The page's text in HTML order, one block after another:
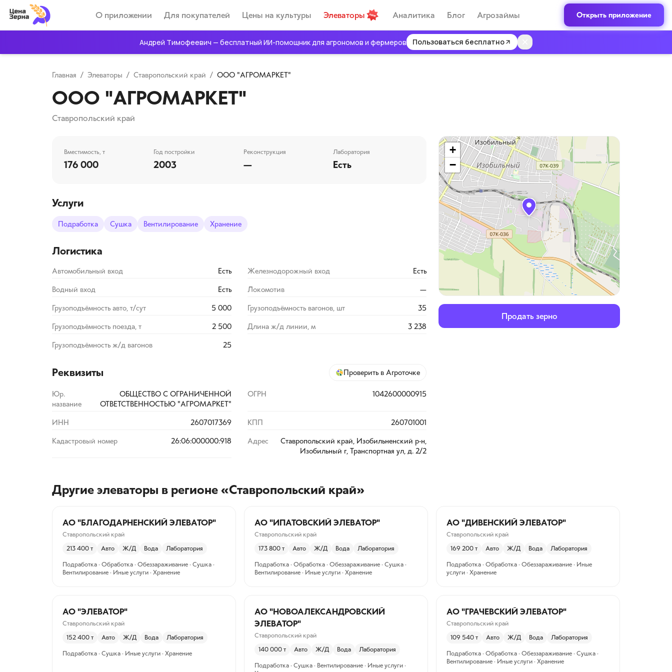
Андрей Тимофеевич — бесплатный ИИ-помощник для агрономов и фермеров Пользоваться бесплатно
О приложении Для покупателей Цены на культуры Элеваторы Аналитика Блог Агрозаймы Открыть приложение
Главная / Элеваторы / Ставропольский край / ООО "АГРОМАРКЕТ"
ООО "АГРОМАРКЕТ"
Ставропольский край
Вместимость, т
176 000
Год постройки
2003
Реконструкция
—
Лаборатория
Есть
Услуги
Подработка Сушка Вентилирование Хранение
Логистика
Автомобильный вход Есть Железнодорожный вход Есть
Водный вход Есть Локомотив —
Грузоподъёмность авто, т/сут 5 000 Грузоподъёмность вагонов, шт 35
Грузоподъёмность поезда, т 2 500 Длина ж/д линии, м 3 238
Грузоподъёмность ж/д вагонов 25
Реквизиты Проверить в Агроточке
Юр.
название
ОБЩЕСТВО С ОГРАНИЧЕННОЙ
ОТВЕТСТВЕННОСТЬЮ "АГРОМАРКЕТ"
ОГРН 1042600000915
ИНН 2607017369 КПП 260701001
Кадастровый номер 26:06:000000:918 Адрес
Ставропольский край, Изобильненский р-н,
Изобильный г, Транспортная ул, д. 2/2
+
−
Продать зерно
Другие элеваторы в регионе «Ставропольский край»
АО "БЛАГОДАРНЕНСКИЙ ЭЛЕВАТОР"
Ставропольский край
213 400 т Авто Ж/Д Вода Лаборатория
Подработка · Обработка · Обеззараживание · Сушка ·
Вентилирование · Иные услуги · Хранение
АО "ИПАТОВСКИЙ ЭЛЕВАТОР"
Ставропольский край
173 800 т Авто Ж/Д Вода Лаборатория
Подработка · Обработка · Обеззараживание · Сушка ·
Вентилирование · Иные услуги · Хранение
АО "ДИВЕНСКИЙ ЭЛЕВАТОР"
Ставропольский край
169 200 т Авто Ж/Д Вода Лаборатория
Подработка · Обработка · Обеззараживание · Иные
услуги · Хранение
АО "ЭЛЕВАТОР"
Ставропольский край
152 400 т Авто Ж/Д Вода Лаборатория
Подработка · Сушка · Иные услуги · Хранение
АО "НОВОАЛЕКСАНДРОВСКИЙ
ЭЛЕВАТОР"
Ставропольский край
140 000 т Авто Ж/Д Вода Лаборатория
Подработка · Сушка · Вентилирование · Иные услуги ·
АО "ГРАЧЕВСКИЙ ЭЛЕВАТОР"
Ставропольский край
109 540 т Авто Ж/Д Вода Лаборатория
Подработка · Обработка · Обеззараживание · Сушка ·
Вентилирование · Иные услуги · Хранение